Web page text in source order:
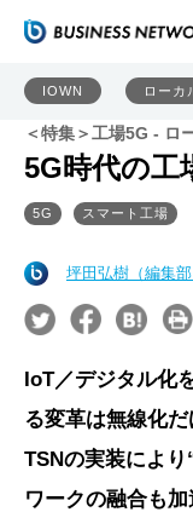
IOWN ローカ
＜特集＞工場5G - ロ
5G時代の工
5G スマート工場
坪田弘樹（編集部
IoT／デジタル化
る変革は無線化
TSNの実装によ
ワークの融合も加